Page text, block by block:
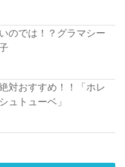
のでは！？グラマシー
対おすすめ！！「ホレ
ュトューベ」